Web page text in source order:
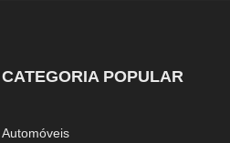
CATEGORIA POPULAR
Automóveis